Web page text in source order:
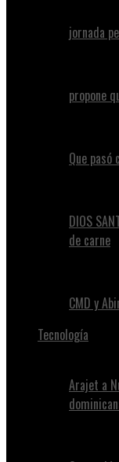
jornada
propone
Que pasó
DIOS
de carne
CMD y
Tecnología
Arajet a